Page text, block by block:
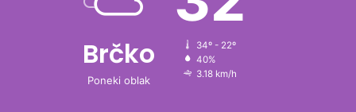
Brčko
Poneki oblak
34º - 22º
40%
3.18 km/h